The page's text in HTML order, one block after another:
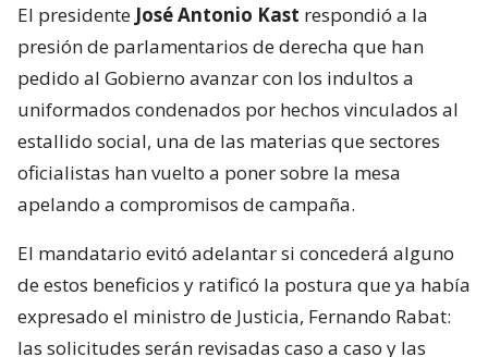
El presidente José Antonio Kast respondió a la
presión de parlamentarios de derecha que han
pedido al Gobierno avanzar con los indultos a
uniformados condenados por hechos vinculados al
estallido social, una de las materias que sectores
oficialistas han vuelto a poner sobre la mesa
apelando a compromisos de campaña.
El mandatario evitó adelantar si concederá alguno
de estos beneficios y ratificó la postura que ya había
expresado el ministro de Justicia, Fernando Rabat:
las solicitudes serán revisadas caso a caso y las